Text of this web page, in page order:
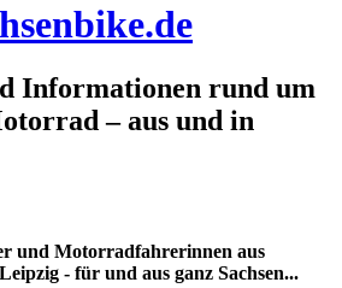
Informationen rund um
– aus und in
und Motorradfahrerinnen aus
- für und aus ganz Sachsen...